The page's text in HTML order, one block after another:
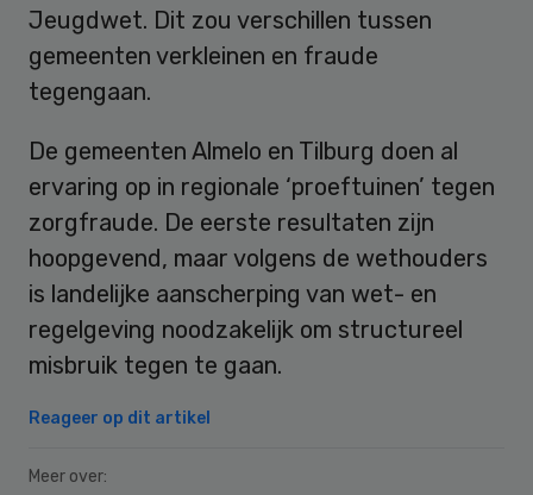
Jeugdwet. Dit zou verschillen tussen
gemeenten verkleinen en fraude
tegengaan.
De gemeenten Almelo en Tilburg doen al
ervaring op in regionale ‘proeftuinen’ tegen
zorgfraude. De eerste resultaten zijn
hoopgevend, maar volgens de wethouders
is landelijke aanscherping van wet- en
regelgeving noodzakelijk om structureel
misbruik tegen te gaan.
Reageer op dit artikel
Meer over: